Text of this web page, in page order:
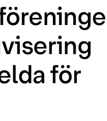
för